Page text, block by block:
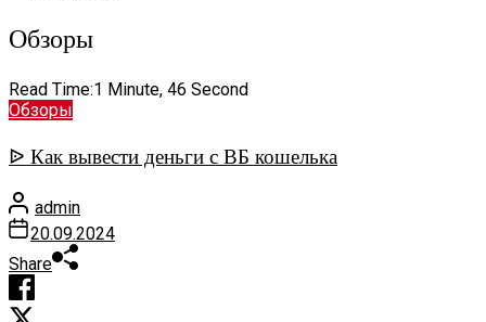
Обзоры
Read Time:1 Minute, 46 Second
Обзоры
ᐉ Как вывести деньги с ВБ кошелька
admin
20.09.2024
Share